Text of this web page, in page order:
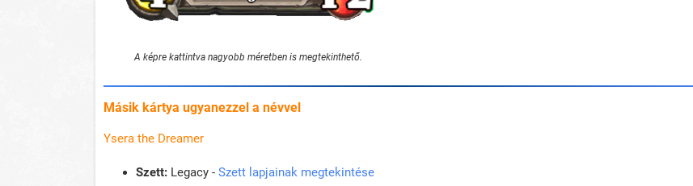
A képre kattintva nagyobb méretben is megtekinthető.
Másik kártya ugyanezzel a névvel
Ysera the Dreamer
Szett: Legacy - Szett lapjainak megtekintése